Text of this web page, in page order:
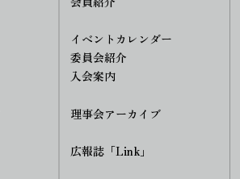
イベントカレンダー
委員会紹介
入会案内
理事会アーカイブ
広報誌「Link」